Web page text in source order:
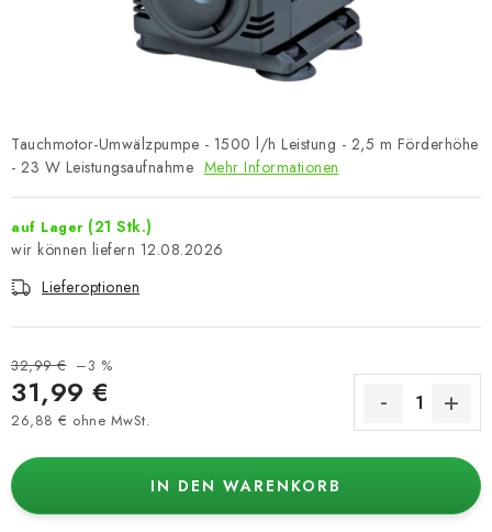
Tauchmotor-Umwälzpumpe - 1500 l/h Leistung - 2,5 m Förderhöhe
- 23 W Leistungsaufnahme Mehr Informationen
auf Lager (21 Stk.)
12.08.2026
Lieferoptionen
32,99 € –3 %
31,99 €
26,88 € ohne MwSt.
IN DEN WARENKORB